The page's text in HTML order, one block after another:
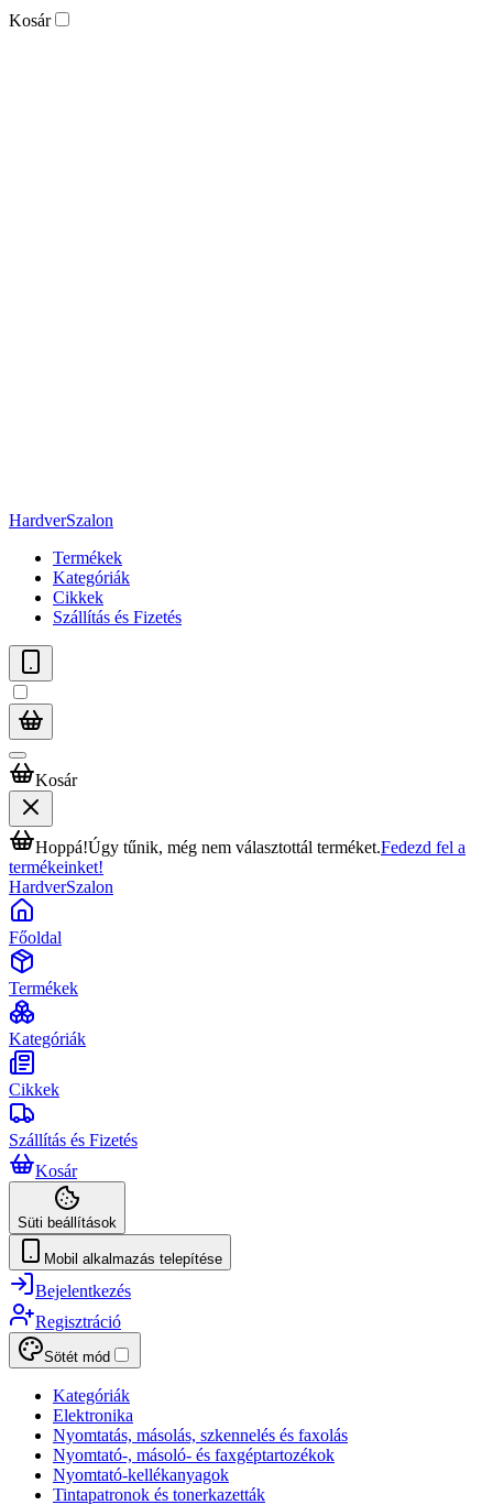
Kosár
HardverSzalon
Termékek
Kategóriák
Cikkek
Szállítás és Fizetés
Kosár
Hoppá!Úgy tűnik, még nem választottál terméket.Fedezd fel a
termékeinket!
HardverSzalon
Főoldal
Termékek
Kategóriák
Cikkek
Szállítás és Fizetés
Kosár
Süti beállítások
Mobil alkalmazás telepítése
Bejelentkezés
Regisztráció
Sötét mód
Kategóriák
Elektronika
Nyomtatás, másolás, szkennelés és faxolás
Nyomtató-, másoló- és faxgéptartozékok
Nyomtató-kellékanyagok
Tintapatronok és tonerkazetták